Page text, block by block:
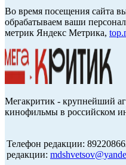
Во время посещения сайта
обрабатываем ваши
метрик Яндекс Метрика,
Мегакритик - крупнейший
кинофильмы в российском
Телефон редакции:
редакции: